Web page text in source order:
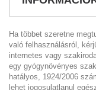
Ha többet szeretne
való felhasználásról,
internetes vagy
egy gyógynövényes
hatályos, 1924/2006
lehet jogosulatlanul